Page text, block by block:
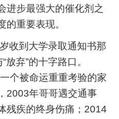
进步最强大的催化剂之
的重要表现。
到大学录取通知书那
放弃”的十字路口。
个被命运重重考验的家
年哥哥遇交通事
残疾的终身伤痛；2014